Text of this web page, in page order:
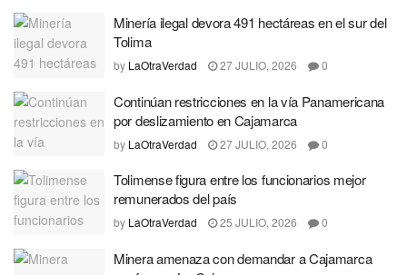
Minería ilegal devora 491 hectáreas en el sur del
Tolima
by LaOtraVerdad 27 JULIO, 2026 0
Continúan restricciones en la vía Panamericana
por deslizamiento en Cajamarca
by LaOtraVerdad 27 JULIO, 2026 0
Tolimense figura entre los funcionarios mejor
remunerados del país
by LaOtraVerdad 25 JULIO, 2026 0
Minera amenaza con demandar a Cajamarca